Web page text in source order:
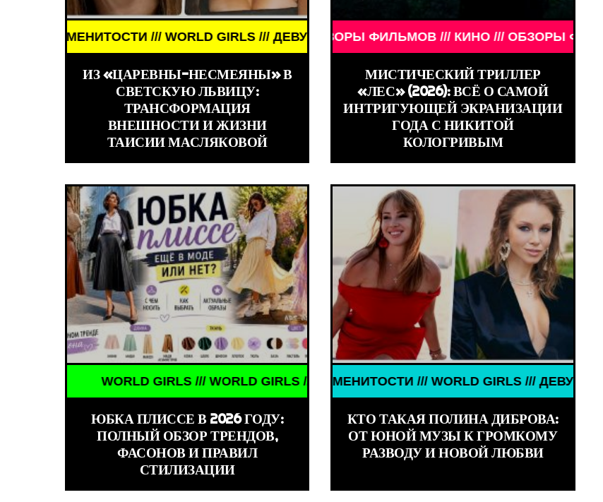
/// WORLD GIRLS /// ДЕВУШКИ ЗНАМЕНИТОСТИ /// WORLD GIRLS /// ДЕВУШКИ
ИЗ «ЦАРЕВНЫ-НЕСМЕЯНЫ» В
СВЕТСКУЮ ЛЬВИЦУ:
ТРАНСФОРМАЦИЯ
ВНЕШНОСТИ И ЖИЗНИ
ТАИСИИ МАСЛЯКОВОЙ
КИНО /// ОБЗОРЫ ФИЛЬМОВ /// КИНО /// ОБЗОРЫ ФИЛЬМОВ ///
МИСТИЧЕСКИЙ ТРИЛЛЕР
«ЛЕС» (2026): ВСЁ О САМОЙ
ИНТРИГУЮЩЕЙ ЭКРАНИЗАЦИИ
ГОДА С НИКИТОЙ
КОЛОГРИВЫМ
WORLD GIRLS /// WORLD GIRLS /// WORLD GIRLS /// WORLD GIRLS ///
ЮБКА ПЛИССЕ В 2026 ГОДУ:
ПОЛНЫЙ ОБЗОР ТРЕНДОВ,
ФАСОНОВ И ПРАВИЛ
СТИЛИЗАЦИИ
WORLD GIRLS /// ДЕВУШКИ ЗНАМЕНИТОСТИ /// WORLD GIRLS /// ДЕВУШКИ
КТО ТАКАЯ ПОЛИНА ДИБРОВА:
ОТ ЮНОЙ МУЗЫ К ГРОМКОМУ
РАЗВОДУ И НОВОЙ ЛЮБВИ